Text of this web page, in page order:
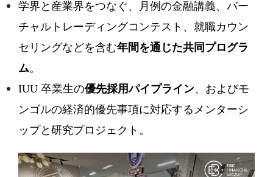
学界と産業界をつなぐ、月例の金融講義、バー
チャルトレーディングコンテスト、就職カウン
セリングなどを含む年間を通じた共同プログラ
ム。
IUU 卒業生の優先採用パイプライン、およびモ
ンゴルの経済的優先事項に対応するメンターシ
ップと研究プロジェクト。